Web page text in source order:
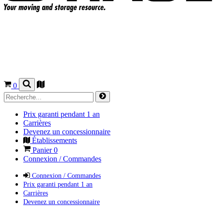
0
Prix garanti pendant 1 an
Carrières
Devenez un concessionnaire
Établissements
Panier0
Connexion / Commandes
Connexion / Commandes
Prix garanti pendant 1 an
Carrières
Devenez un concessionnaire